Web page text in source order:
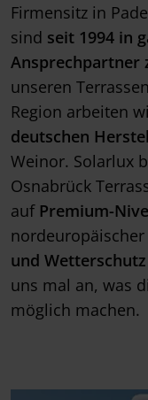
Firmensitz in
sind seit 1994 in
Ansprechpartner
unseren
Region arbeiten
deutschen
Weinor. Solarlux
Osnabrück
auf Premium-
nordeuropäischer
und
uns mal an, was
möglich machen.